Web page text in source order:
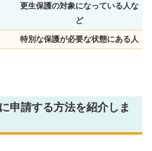
更生保護の対象になっている人な
ど
特別な保護が必要な状態にある人
申請する方法を紹介しま